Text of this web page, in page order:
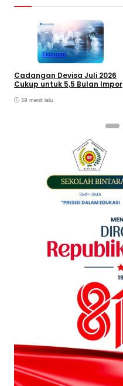
Ekonomi
Cadangan Devisa Juli 2026
Cukup untuk 5,5 Bulan Impor
59 menit lalu